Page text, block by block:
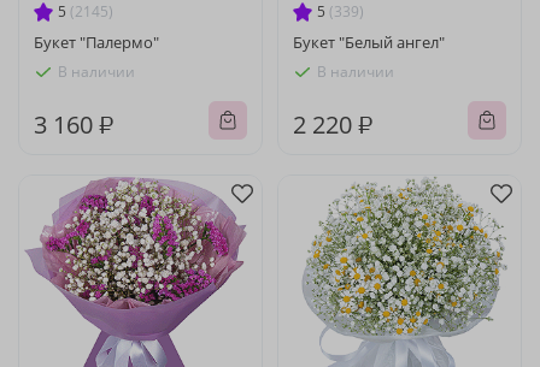
5 (2145)
Букет "Палермо"
В наличии
3 160 ₽
5 (339)
Букет "Белый ангел"
В наличии
2 220 ₽